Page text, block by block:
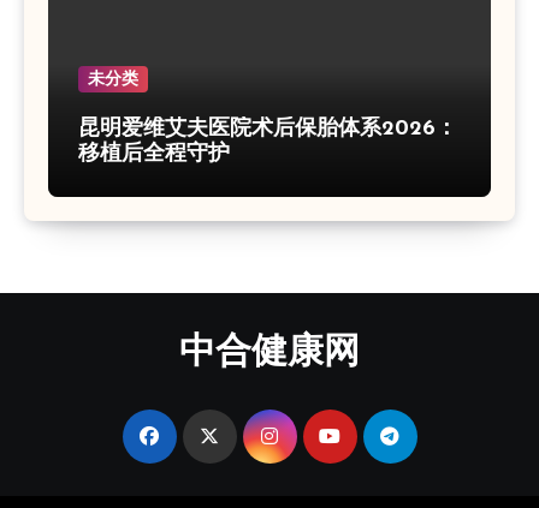
未分类
昆明爱维艾夫医院术后保胎体系2026：
移植后全程守护
中合健康网